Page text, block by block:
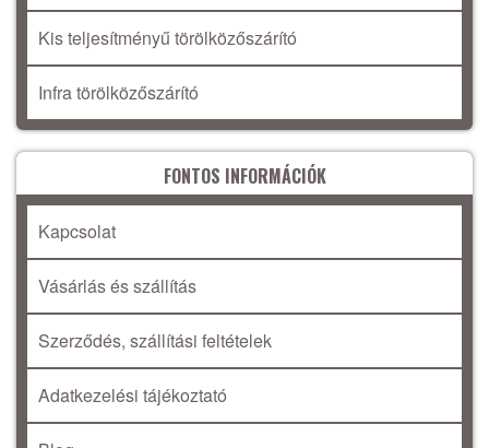
Kis teljesítményű törölközőszárító
Infra törölközőszárító
FONTOS INFORMÁCIÓK
Kapcsolat
Vásárlás és szállítás
Szerződés, szállítási feltételek
Adatkezelési tájékoztató